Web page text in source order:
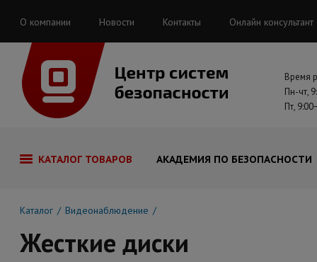
О компании Новости Контакты Онлайн консультант
Время
Пн-чт,
Пт,
КАТАЛОГ ТОВАРОВ АКАДЕМИЯ ПО БЕЗОПАСНОСТИ
Каталог Видеонаблюдение
Жесткие диски